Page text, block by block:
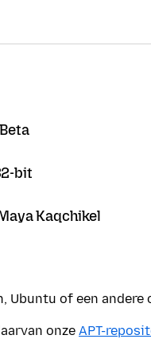
bit
Kaqchikel
Ubuntu of een andere
onze APT-